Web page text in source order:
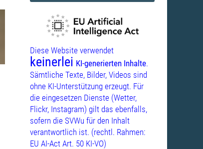
Diese Website verwendet
keinerlei KI-generierten Inhalte.
Sämtliche Texte, Bilder, Videos sind
ohne KI-Unterstützung erzeugt. Für
die eingesetzen Dienste (Wetter,
Flickr, Instagram) gilt das ebenfalls,
sofern die SVWu für den Inhalt
verantwortlich ist. (rechtl. Rahmen:
EU AI-Act Art. 50 KI-VO)